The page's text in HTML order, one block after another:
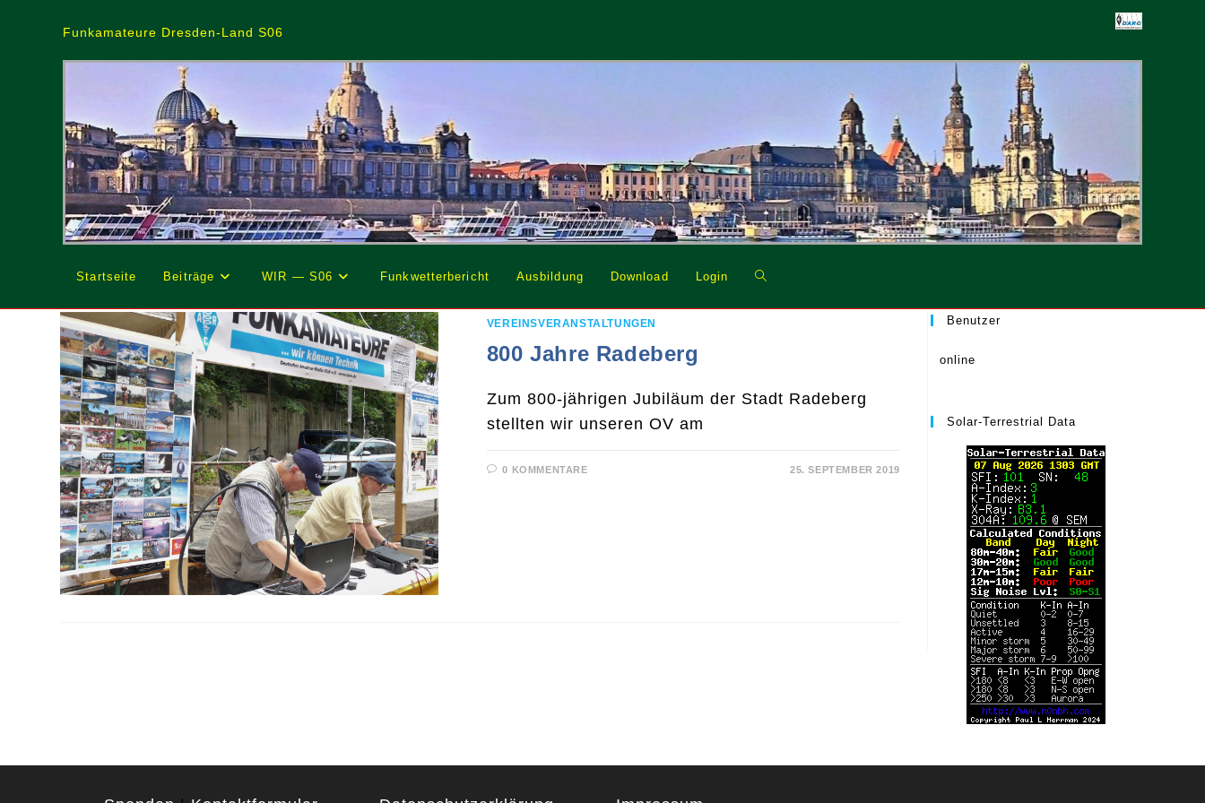
Funkamateure Dresden-Land S06
Startseite Beiträge WIR — S06 Funkwetterbericht Ausbildung Download Login Website-
Suche
VEREINSVERANSTALTUNGEN
800 Jahre Radeberg
Zum 800-jährigen Jubiläum der Stadt Radeberg
stellten wir unseren OV am
0 KOMMENTARE 25. SEPTEMBER 2019
Benutzer
online
Solar-Terrestrial Data